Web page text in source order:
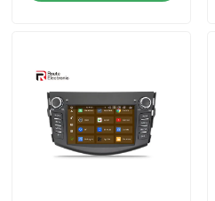
Over ons
Fabrieksreis